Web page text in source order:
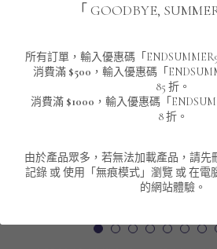
重磅純色長袖 T-SHIRT
重磅純色短袖 T-SHIRT
重磅純色 衛衣 系列
男裝恤衫
長袖恤衫
男裝 T-Shirt
長袖 T-SHIRT
短袖 POLO T-Shirt
針織外套
棒球外套
男裝衛衣
連帽衛衣
長褲
頸鏈及鏈墜
包袋
About Us
搜索
圓領衛衣
連帽衛衣
針織外套
「 GOODBYE,
所有訂單，輸入優惠碼「
消費滿 $500 ，輸入優惠碼「
85 折。
消費滿 $1000 ，輸入優惠碼「
8 折。
由於產品眾多，若無法加載產品，請先
記錄 或 使用「無痕模式」瀏覽 或 在電
的網站體驗。